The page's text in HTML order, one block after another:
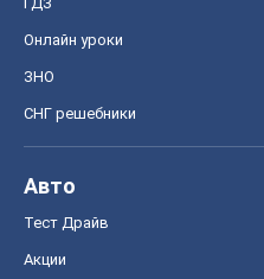
Онлайн уроки
ЗНО
СНГ решебники
Авто
Тест Драйв
Акции